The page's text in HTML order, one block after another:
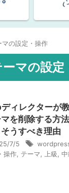
の設定・操作
マの設定
ィレクターが
を削除する方
うすべき理由
7/5
操作 テーマ 上級 中